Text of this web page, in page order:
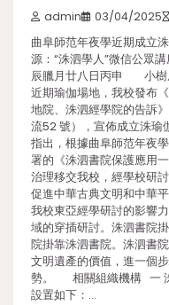
admin 03/04/2025
曲阜師范年夜學近期成立
源：“洙泗學人”微信公眾
辰臘月廿八日丙申 小樹
近期瑜伽場地，我校發布
地院、洙泗經學院的告訴
流52 號），宣佈成立洙瑜
指出，根據曲阜師范年夜
署的《洙泗書院保護應用
治理移交我校，經學校研
促進中華古典文明和中華
我校東亞經學研討的影響
域的穿插研討。洙泗書院
院掛靠洙泗書院。洙泗書
文明遺產的價值，進一個
勢。 相關組織機構 一
設置如下：…